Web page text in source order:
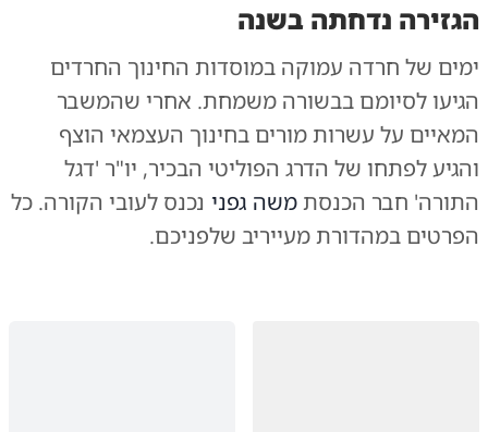
הגזירה נדחתה בשנה
ימים של חרדה עמוקה במוסדות החינוך החרדים
הגיעו לסיומם בבשורה משמחת. אחרי שהמשבר
המאיים על עשרות מורים בחינוך העצמאי הוצף
והגיע לפתחו של הדרג הפוליטי הבכיר, יו"ר 'דגל
התורה' חבר הכנסתמשה גפני נכנס לעובי הקורה. כל
הפרטים במהדורת מעייריב שלפניכם.